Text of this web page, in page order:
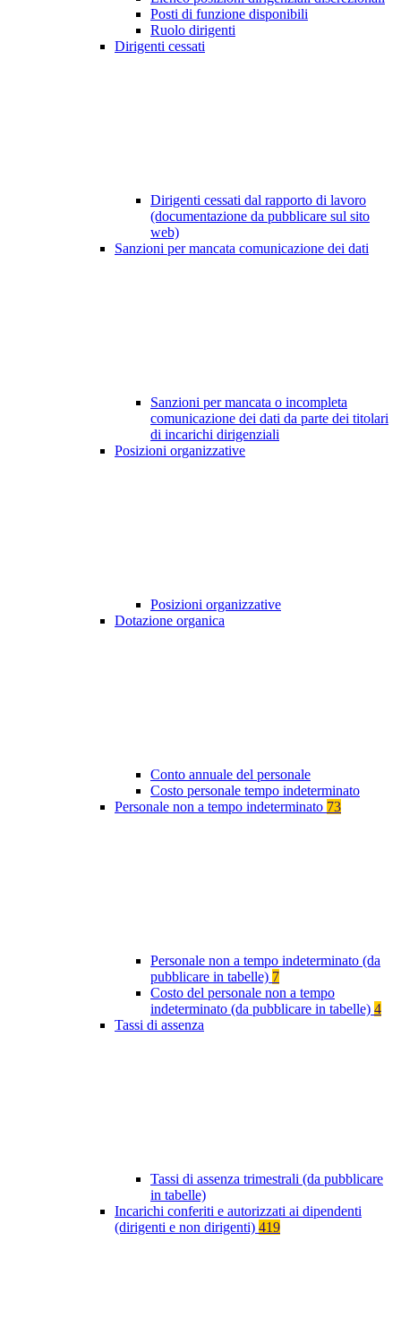
Posti di funzione disponibili
Ruolo dirigenti
Dirigenti cessati
Dirigenti cessati dal rapporto di lavoro
(documentazione da pubblicare sul sito
web)
Sanzioni per mancata comunicazione dei dati
Sanzioni per mancata o incompleta
comunicazione dei dati da parte dei titolari
di incarichi dirigenziali
Posizioni organizzative
Posizioni organizzative
Dotazione organica
Conto annuale del personale
Costo personale tempo indeterminato
Personale non a tempo indeterminato 73
Personale non a tempo indeterminato (da
pubblicare in tabelle) 7
Costo del personale non a tempo
indeterminato (da pubblicare in tabelle) 4
Tassi di assenza
Tassi di assenza trimestrali (da pubblicare
in tabelle)
Incarichi conferiti e autorizzati ai dipendenti
(dirigenti e non dirigenti) 419